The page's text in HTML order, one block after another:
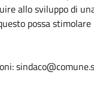
allo sviluppo di
possa